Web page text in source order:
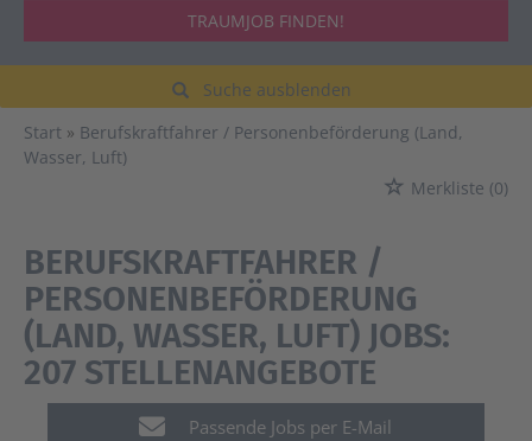
TRAUMJOB FINDEN!
Suche ausblenden
Start
Berufskraftfahrer / Personenbeförderung (Land,
Wasser, Luft)
Merkliste (0)
BERUFSKRAFTFAHRER /
PERSONENBEFÖRDERUNG
(LAND, WASSER, LUFT) JOBS:
207 STELLENANGEBOTE
Passende Jobs per E-Mail